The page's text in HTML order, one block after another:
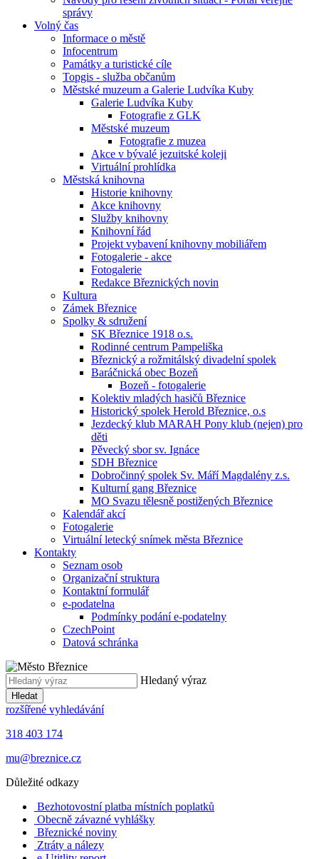
správy
Volný čas
Informace o městě
Infocentrum
Památky a turistické cíle
Topgis - služba občanům
Městské muzeum a Galerie Ludvíka Kuby
Galerie Ludvíka Kuby
Fotografie z GLK
Městské muzeum
Fotografie z muzea
Akce v bývalé jezuitské koleji
Virtuální prohlídka
Městská knihovna
Historie knihovny
Akce knihovny
Služby knihovny
Knihovní řád
Projekt vybavení knihovny mobiliářem
Fotogalerie - akce
Fotogalerie
Redakce Březnických novin
Kultura
Zámek Březnice
Spolky & sdružení
SK Březnice 1918 o.s.
Rodinné centrum Pampeliška
Březnický a rožmitálský divadelní spolek
Baráčnická obec Bozeň
Bozeň - fotogalerie
Kolektiv mladých hasičů Březnice
Historický spolek Herold Březnice, o.s
Jezdecký klub MARAH Pony klub (nejen) pro
děti
Pěvecký sbor sv. Ignáce
SDH Březnice
Dobročinný spolek Sv. Máří Magdalény z.s.
Kulturní gang Březnice
MO Svazu tělesně postižených Březnice
Kalendář akcí
Fotogalerie
Virtuální letecký snímek města Březnice
Kontakty
Seznam osob
Organizační struktura
Kontaktní formulář
e-podatelna
Podmínky podání e-podatelny
CzechPoint
Datová schránka
Hledaný výraz
Hledat
rozšířené vyhledávání
318 403 174
mu@breznice.cz
Důležité odkazy
Bezhotovostní platba místních poplatků
Obecně závazné vyhlášky
Březnické noviny
Ztráty a nálezy